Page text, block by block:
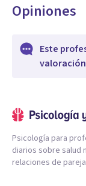
Opiniones
Este
valoración
Psicología para
diarios sobre salud
relaciones de